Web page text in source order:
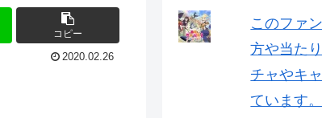
コピー
2020.02.26
このファ
方や当た
チャやキ
ています。